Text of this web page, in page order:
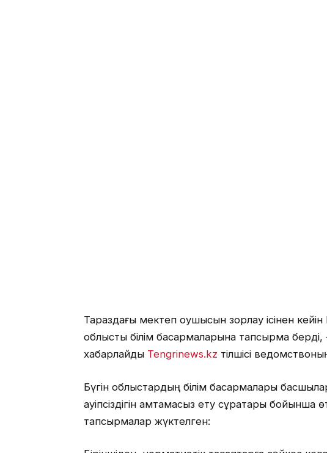
Тараздағы мектеп оқушысын зорлау ісінен
облыстық білім басқармаларына тапсырма
хабарлайды Tengrinews.kz тілшісі
Бүгін облыстардың білім басқармалары
қауіпсіздігін қамтамасыз ету сұрақтары
тапсырмалар жүктелген: